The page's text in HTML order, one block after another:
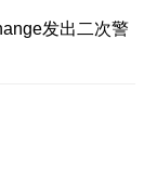
发出二次警